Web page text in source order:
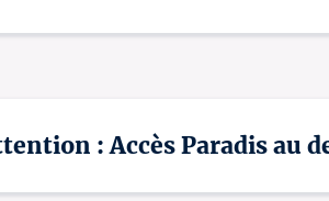
: Accès Paradis au